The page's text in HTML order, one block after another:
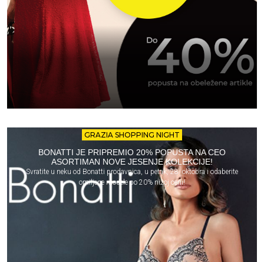
GRAZIA SHOPPING NIGHT
BONATTI JE PRIPREMIO 20% POPUSTA NA CEO
ASORTIMAN NOVE JESENJE KOLEKCIJE!
Svratite u neku od Bonatti prodavnica, u petak, 28. oktobra i odaberite
omiljene modele po 20% nižoj ceni!